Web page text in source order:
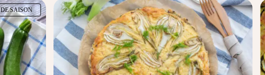
DE SAISON